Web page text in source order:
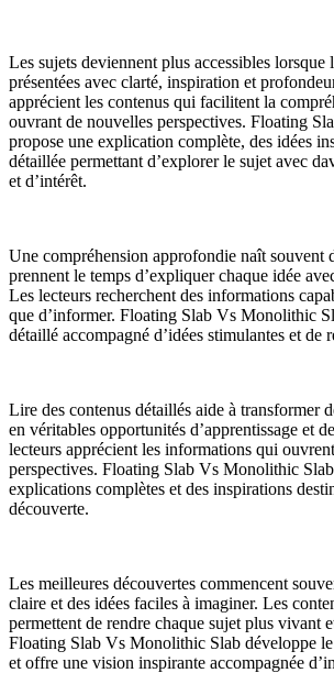
Les sujets deviennent plus accessibles lorsque
présentées avec clarté, inspiration et
apprécient les contenus qui facilitent la
ouvrant de nouvelles perspectives. Floating
propose une explication complète, des idées
détaillée permettant d’explorer le sujet avec
et d’intérêt.
Une compréhension approfondie naît souvent
prennent le temps d’expliquer chaque idée
Les lecteurs recherchent des informations
que d’informer. Floating Slab Vs Monolithic
détaillé accompagné d’idées stimulantes et de
Lire des contenus détaillés aide à transformer
en véritables opportunités d’apprentissage et
lecteurs apprécient les informations qui
perspectives. Floating Slab Vs Monolithic
explications complètes et des inspirations
découverte.
Les meilleures découvertes commencent
claire et des idées faciles à imaginer. Les
permettent de rendre chaque sujet plus vivant
Floating Slab Vs Monolithic Slab développe
et offre une vision inspirante accompagnée